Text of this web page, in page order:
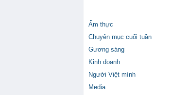
Ẩm thực
Chuyên mục cuối tuần
Gương sáng
Kinh doanh
Người Việt mình
Media